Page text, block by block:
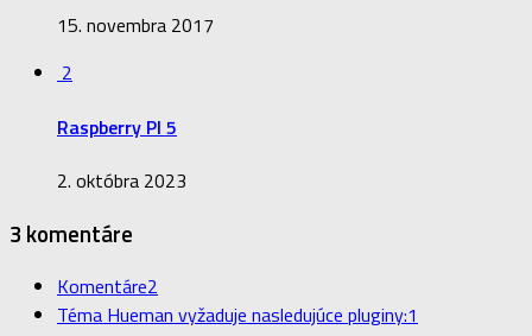
15. novembra 2017
2
Raspberry PI 5
2. októbra 2023
3 komentáre
Komentáre2
Téma Hueman vyžaduje nasledujúce pluginy:1